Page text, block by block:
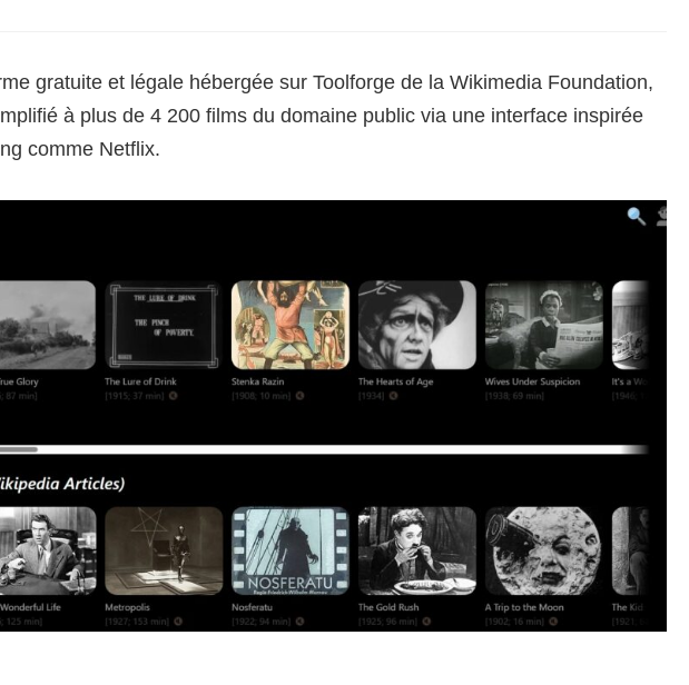
gratuite et légale hébergée sur Toolforge de la Wikimedia Foundation,
à plus de 4 200 films du domaine public via une interface inspirée
comme Netflix.